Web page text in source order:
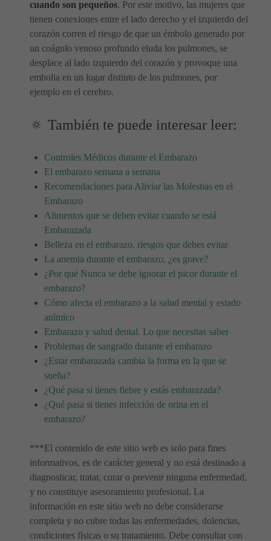
cuando son pequeños. Por este motivo, las mujeres que
tienen conexiones entre el lado derecho y el izquierdo del
corazón corren el riesgo de que un émbolo generado por
un coágulo venoso profundo eluda los pulmones, se
desplace al lado izquierdo del corazón y provoque una
embolia en un lugar distinto de los pulmones, por
ejemplo en el cerebro.
🔅 También te puede interesar leer:
Controles Médicos durante el Embarazo
El embarazo semana a semana
Recomendaciones para Aliviar las Molestias en el
Embarazo
Alimentos que se deben evitar cuando se está
Embarazada
Belleza en el embarazo, riesgos que debes evitar
La anemia durante el embarazo, ¿es grave?
¿Por qué Nunca se debe ignorar el picor durante el
embarazo?
Cómo afecta el embarazo a la salud mental y estado
anímico
Embarazo y salud dental. Lo que necesitas saber
Problemas de sangrado durante el embarazo
¿Estar embarazada cambia la forma en la que se
sueña?
¿Qué pasa si tienes fiebre y estás embarazada?
¿Qué pasa si tienes infección de orina en el
embarazo?
***El contenido de este sitio web es solo para fines
informativos, es de carácter general y no está destinado a
diagnosticar, tratar, curar o prevenir ninguna enfermedad,
y no constituye asesoramiento profesional. La
información en este sitio web no debe considerarse
completa y no cubre todas las enfermedades, dolencias,
condiciones físicas o su tratamiento. Debe consultar con